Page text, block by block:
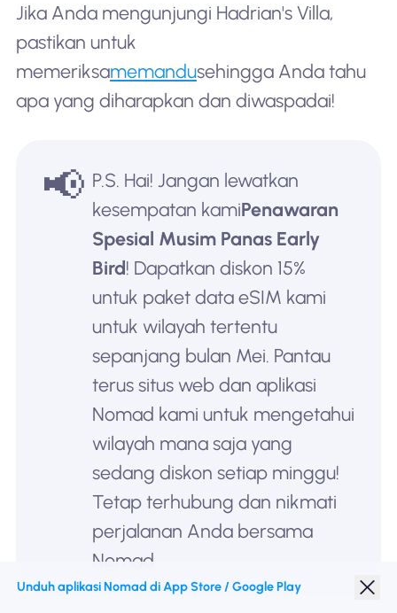
Jika Anda mengunjungi Hadrian's Villa,
pastikan untuk
memeriksamemandusehingga Anda tahu
apa yang diharapkan dan diwaspadai!
📢 P.S. Hai! Jangan lewatkan
kesempatan kamiPenawaran
Spesial Musim Panas Early
Bird! Dapatkan diskon 15%
untuk paket data eSIM kami
untuk wilayah tertentu
sepanjang bulan Mei. Pantau
terus situs web dan aplikasi
Nomad kami untuk mengetahui
wilayah mana saja yang
sedang diskon setiap minggu!
Tetap terhubung dan nikmati
perjalanan Anda bersama
Nomad.
Unduh aplikasi Nomad di App Store / Google Play